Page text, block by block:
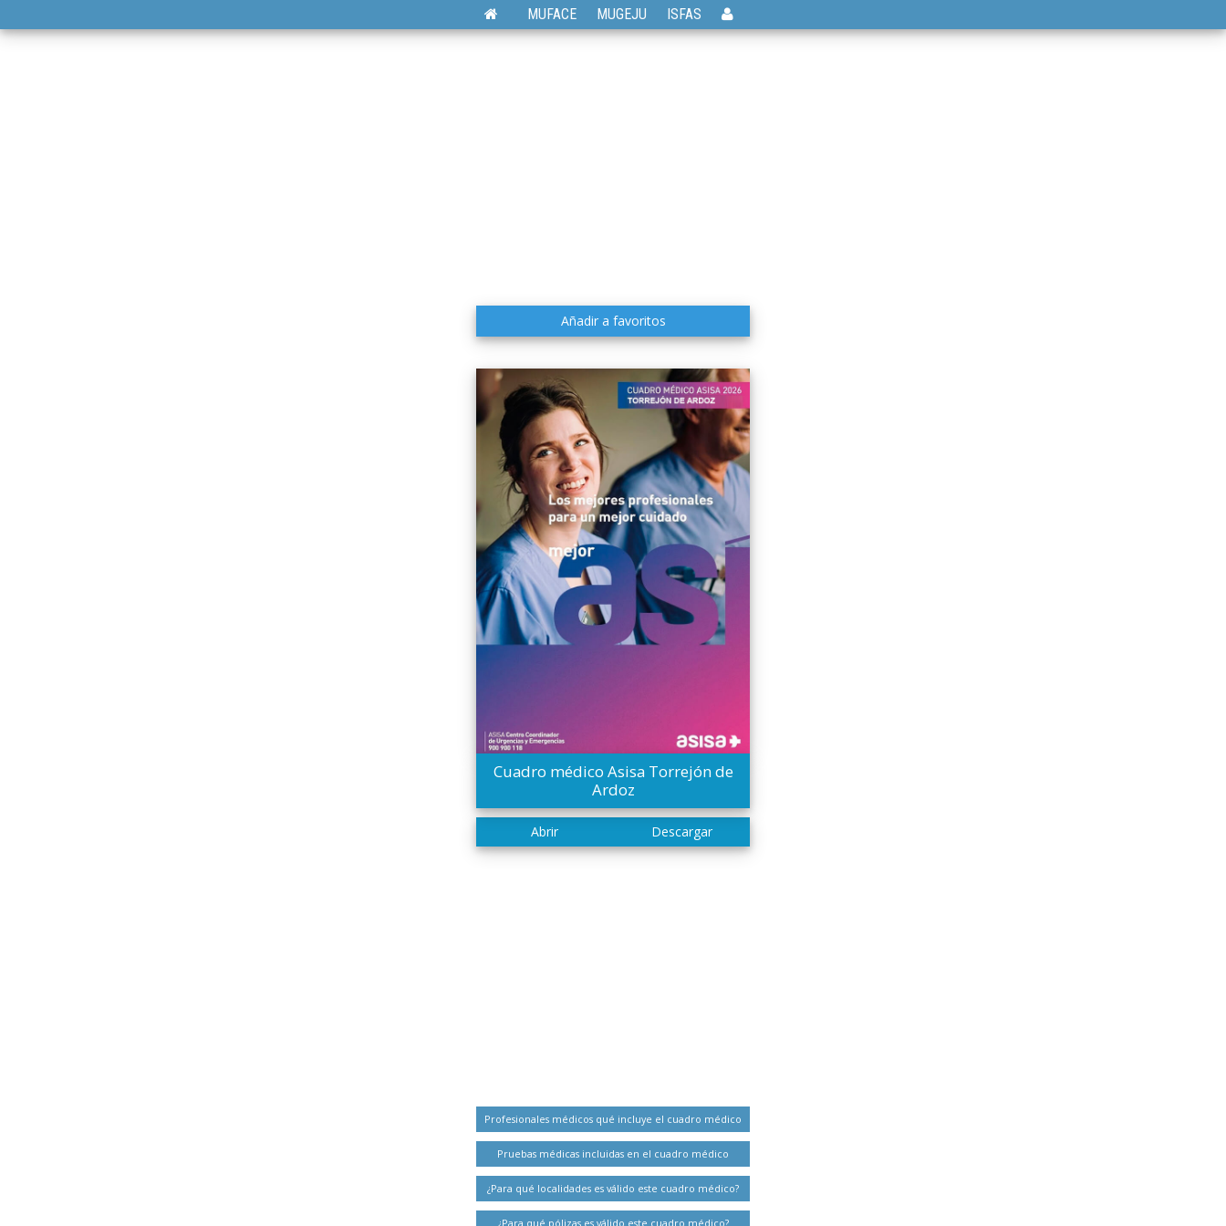
MUFACE MUGEJU ISFAS
Cuadro médico Asisa Torrejón de
Ardoz
Profesionales médicos qué incluye el cuadro médico
Pruebas médicas incluidas en el cuadro médico
¿Para qué localidades es válido este cuadro médico?
¿Para qué pólizas es válido este cuadro médico?